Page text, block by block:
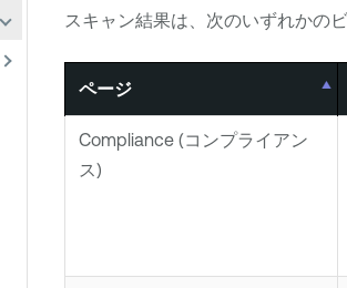
スキャン結果は、次のいずれかの
ページ
Compliance (コンプライアン
ス)